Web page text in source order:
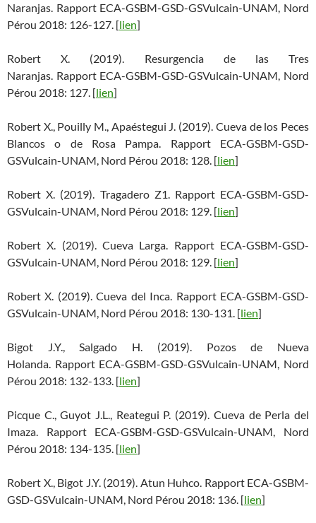
Naranjas. Rapport ECA-GSBM-GSD-GSVulcain-UNAM, Nord
Pérou 2018: 126-127. [lien]
Robert X. (2019). Resurgencia de las Tres
Naranjas. Rapport ECA-GSBM-GSD-GSVulcain-UNAM, Nord
Pérou 2018: 127. [lien]
Robert X., Pouilly M., Apaéstegui J. (2019). Cueva de los Peces
Blancos o de Rosa Pampa. Rapport ECA-GSBM-GSD-
GSVulcain-UNAM, Nord Pérou 2018: 128. [lien]
Robert X. (2019). Tragadero Z1. Rapport ECA-GSBM-GSD-
GSVulcain-UNAM, Nord Pérou 2018: 129. [lien]
Robert X. (2019). Cueva Larga. Rapport ECA-GSBM-GSD-
GSVulcain-UNAM, Nord Pérou 2018: 129. [lien]
Robert X. (2019). Cueva del Inca. Rapport ECA-GSBM-GSD-
GSVulcain-UNAM, Nord Pérou 2018: 130-131. [lien]
Bigot J.Y., Salgado H. (2019). Pozos de Nueva
Holanda. Rapport ECA-GSBM-GSD-GSVulcain-UNAM, Nord
Pérou 2018: 132-133. [lien]
Picque C., Guyot J.L., Reategui P. (2019). Cueva de Perla del
Imaza. Rapport ECA-GSBM-GSD-GSVulcain-UNAM, Nord
Pérou 2018: 134-135. [lien]
Robert X., Bigot J.Y. (2019). Atun Huhco. Rapport ECA-GSBM-
GSD-GSVulcain-UNAM, Nord Pérou 2018: 136. [lien]